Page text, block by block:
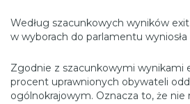
Według szacunkowych wyników
w wyborach do parlamentu
Zgodnie z szacunkowymi wynikami
procent uprawnionych obywateli
ogólnokrajowym. Oznacza to, że